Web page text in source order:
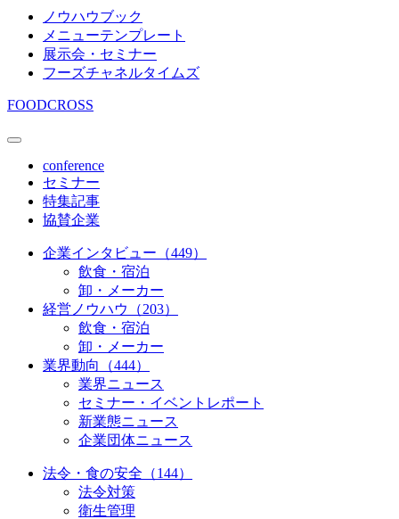
ノウハウブック
メニューテンプレート
展示会・セミナー
フーズチャネルタイムズ
FOODCROSS
conference
セミナー
特集記事
協賛企業
企業インタビュー（449）
飲食・宿泊
卸・メーカー
経営ノウハウ（203）
飲食・宿泊
卸・メーカー
業界動向（444）
業界ニュース
セミナー・イベントレポート
新業態ニュース
企業団体ニュース
法令・食の安全（144）
法令対策
衛生管理